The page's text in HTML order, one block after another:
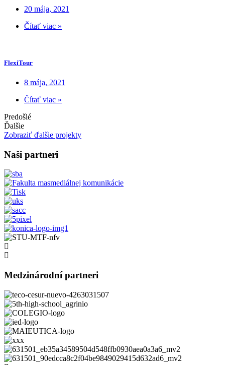
20 mája, 2021
Čítať viac »
FlexiTour
8 mája, 2021
Čítať viac »
Predošlé
Ďalšie
Zobraziť ďalšie projekty
Naši partneri
Medzinárodní partneri